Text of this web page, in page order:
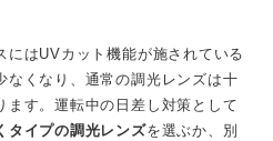
にはUVカット機能が施されている
なくなり、通常の調光レンズは十
ます。運転中の日差し対策として
タイプの調光レンズを選ぶか、別